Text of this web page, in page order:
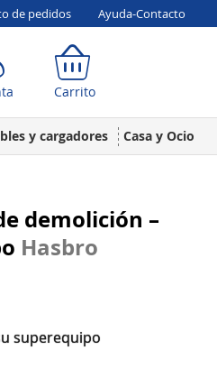
de pedidos Ayuda-Contacto
Carrito
y cargadores Casa y Ocio
demolición –
Hasbro
superequipo
Carrito